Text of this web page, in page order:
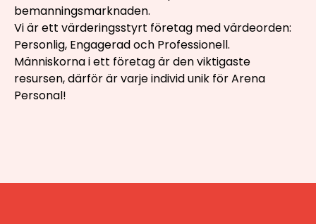
bemanningsmarknaden.
Vi är ett värderingsstyrt företag med värdeorden:
Personlig, Engagerad och Professionell.
Människorna i ett företag är den viktigaste
resursen, därför är varje individ unik för Arena
Personal!